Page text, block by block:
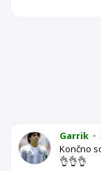
Garrik •
Končno
👌👌👌